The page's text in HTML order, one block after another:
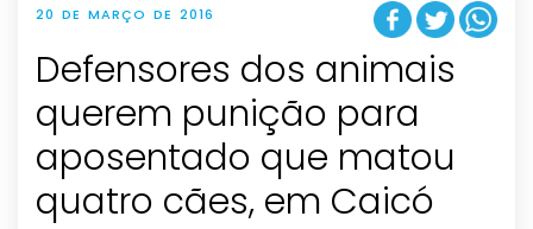
20 DE MARÇO DE 2016
Defensores dos animais
querem punição para
aposentado que matou
quatro cães, em Caicó